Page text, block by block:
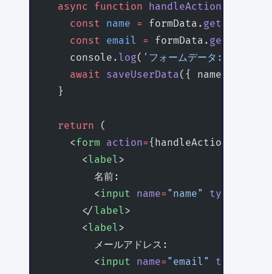
  async
function handleAction
    const
name = formData. get
    const
email = formData. get
    console.
log( 'フォームデータ:'
    await
saveUserData({ name,
  }
  return
(
    <
form action= {handleAction}>
      <
label>
        名前:
        <
input name= "name" type
      </
label>
      <
label>
        メールアドレス:
        <
input name= "email" type